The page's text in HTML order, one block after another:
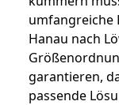
umfangreiche
Hanau nach
garantieren,
passende